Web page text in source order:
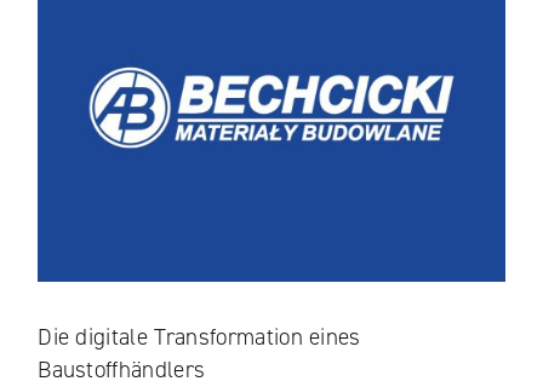
Die digitale Transformation eines
Baustoffhändlers